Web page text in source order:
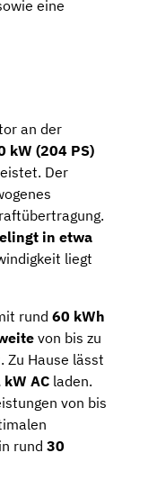
eine
an der
kW (204 PS)
Der
in etwa
liegt
rund 60 kWh
von bis zu
Zu Hause lässt
kW AC laden.
von bis
rund 30